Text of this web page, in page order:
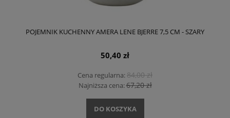
POJEMNIK KUCHENNY AMERA LENE BJERRE 7,5 CM - SZARY
50,40 zł
Cena regularna:84,00 zł
Najniższa cena:67,20 zł
DO KOSZYKA